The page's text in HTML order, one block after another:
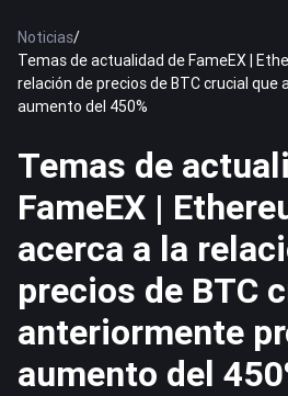
Noticias/
Temas de actualidad de FameEX |
relación de precios de BTC crucial
aumento del 450%
Temas de
FameEX |
acerca a la
precios de BTC
anteriormente
aumento del